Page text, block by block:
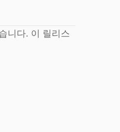
니다. 이 릴리스